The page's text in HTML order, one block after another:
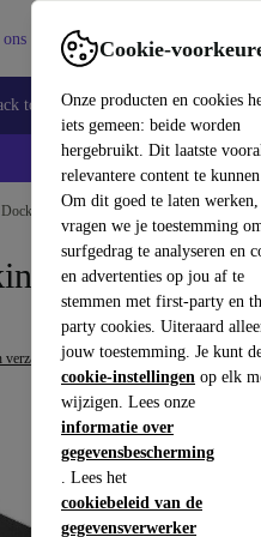
Cookie-
Onze producten en cookies
iets gemeen: beide worden
hergebruikt. Dit laatste
relevantere content te
Om dit goed te laten werken,
vragen we je toestemming
surfgedrag te analyseren en
en advertenties op jou af te
stemmen met first-party en
party cookies. Uiteraard
jouw toestemming. Je kunt
cookie-instellingen op elk
wijzigen. Lees onze
informatie over
gegevensbescherming
. Lees het
cookiebeleid van de
gegevensverwerker
Verkopen Support
to school Smartphones
Docking Stations
verzameld)